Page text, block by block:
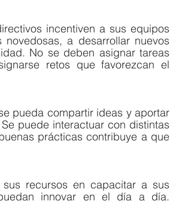
incentiven a sus equipos
a desarrollar nuevos
No se deben asignar tareas
retos que favorezcan el
pueda compartir ideas y aportar
puede interactuar con distintas
prácticas contribuye a que
recursos en capacitar a sus
innovar en el día a día.